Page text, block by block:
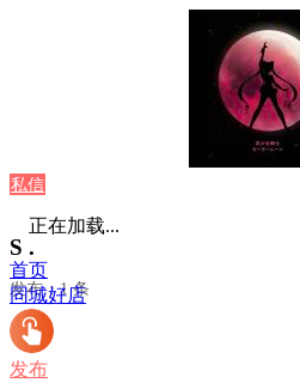
私信
S .
发布：1 条
正在加载...
首页
同城好店
发布